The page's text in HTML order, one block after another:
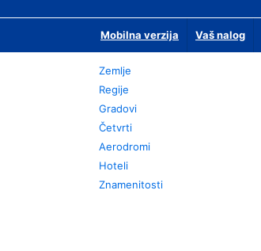
Mobilna verzija Vaš nalog
Zemlje
Regije
Gradovi
Četvrti
Aerodromi
Hoteli
Znamenitosti